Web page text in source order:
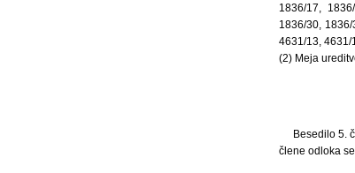
1836/17,
1836/30,
4631/13, 4631/
(2) Meja
Besedilo 5.
člene odloka